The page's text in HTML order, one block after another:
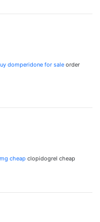
domperidone for sale order
cheap clopidogrel cheap